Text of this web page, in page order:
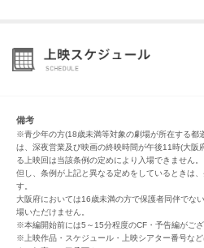
備考
※青少年の方(18歳未満等対象の劇場が所在する都
は、深夜営業及び映画の終映時間が午後11時(大阪
る上映回は当該条例の定めにより入場できません。
但し、条例が上記と異なる定めをしているときは
す。
大阪府においては16歳未満の方で保護者同伴でな
場いただけません。
※本編開始前には5～15分程度のCF・予告編がござ
※上映作品・スケジュール・上映シアター番号な